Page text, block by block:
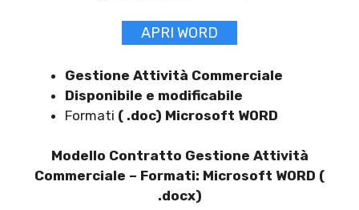
APRI WORD
Gestione Attività Commerciale
Disponibile e modificabile
Formati ( .doc) Microsoft WORD
Modello Contratto Gestione Attività
Commerciale – Formati: Microsoft WORD (
.docx)